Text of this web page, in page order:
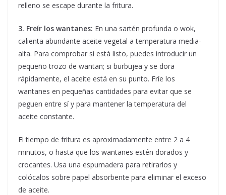
relleno se escape durante la fritura.
3. Freír los wantanes: En una sartén profunda o wok,
calienta abundante aceite vegetal a temperatura media-
alta. Para comprobar si está listo, puedes introducir un
pequeño trozo de wantan; si burbujea y se dora
rápidamente, el aceite está en su punto. Fríe los
wantanes en pequeñas cantidades para evitar que se
peguen entre sí y para mantener la temperatura del
aceite constante.
El tiempo de fritura es aproximadamente entre 2 a 4
minutos, o hasta que los wantanes estén dorados y
crocantes. Usa una espumadera para retirarlos y
colócalos sobre papel absorbente para eliminar el exceso
de aceite.